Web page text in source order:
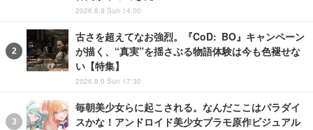
2026.8.9 Sun 14:00
古さを超えてなお強烈。『CoD: BO』キャンペーン
が描く、“真実”を揺さぶる物語体験は今も色褪せな
い【特集】
2026.8.9 Sun 17:30
毎朝美少女らに起こされる。なんだここはパラダイ
スかな！アンドロイド美少女プラモ原作ビジュアル